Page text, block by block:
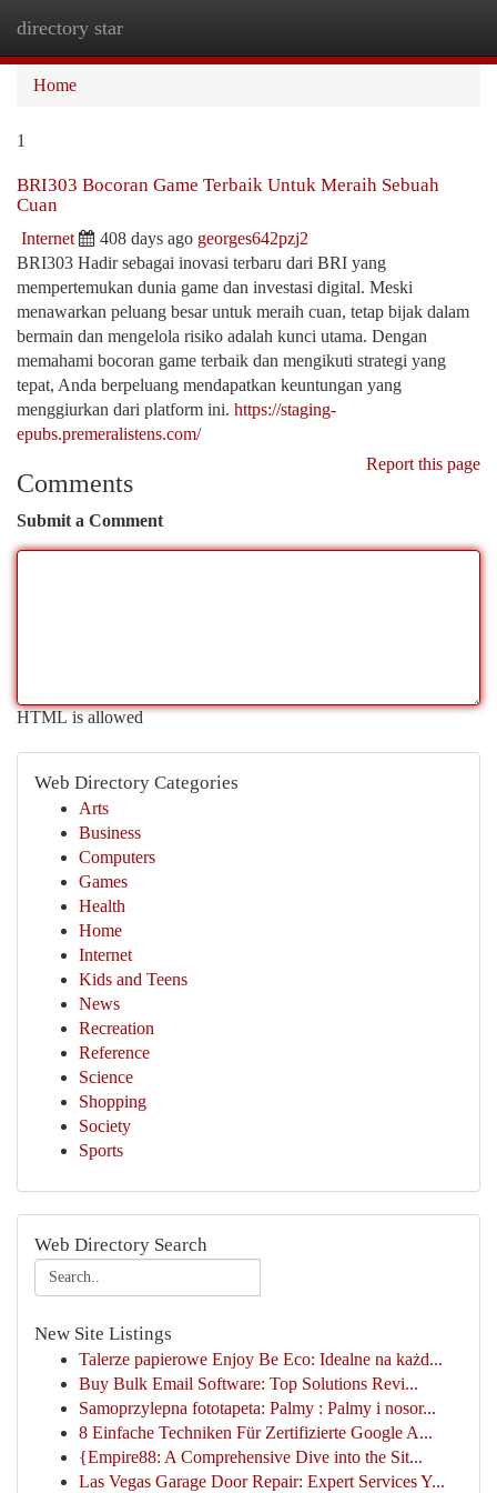
directory star
Home
1
BRI303 Bocoran Game Terbaik Untuk Meraih Sebuah
Cuan
Internet 408 days ago georges642pzj2
BRI303 Hadir sebagai inovasi terbaru dari BRI yang
mempertemukan dunia game dan investasi digital. Meski
menawarkan peluang besar untuk meraih cuan, tetap bijak dalam
bermain dan mengelola risiko adalah kunci utama. Dengan
memahami bocoran game terbaik dan mengikuti strategi yang
tepat, Anda berpeluang mendapatkan keuntungan yang
menggiurkan dari platform ini. https://staging-
epubs.premeralistens.com/
Report this page
Comments
Submit a Comment
HTML is allowed
Web Directory Categories
Arts
Business
Computers
Games
Health
Home
Internet
Kids and Teens
News
Recreation
Reference
Science
Shopping
Society
Sports
Web Directory Search
New Site Listings
Talerze papierowe Enjoy Be Eco: Idealne na każd...
Buy Bulk Email Software: Top Solutions Revi...
Samoprzylepna fototapeta: Palmy : Palmy i nosor...
8 Einfache Techniken Für Zertifizierte Google A...
{Empire88: A Comprehensive Dive into the Sit...
Las Vegas Garage Door Repair: Expert Services Y...